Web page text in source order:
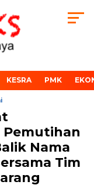
KESRA PMK
Pemutihan
Nama
Tim